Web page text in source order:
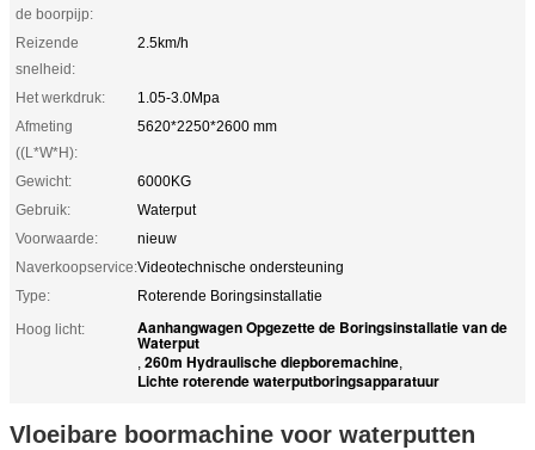
de boorpijp:
Reizende
snelheid:
2.5km/h
Het werkdruk:
1.05-3.0Mpa
Afmeting
((L*W*H):
5620*2250*2600 mm
Gewicht:
6000KG
Gebruik:
Waterput
Voorwaarde:
nieuw
Naverkoopservice:Videotechnische ondersteuning
Type:
Roterende Boringsinstallatie
Hoog licht:
Aanhangwagen Opgezette de Boringsinstallatie van de
Waterput
, 260m Hydraulische diepboremachine,
Lichte roterende waterputboringsapparatuur
Vloeibare boormachine voor waterputten